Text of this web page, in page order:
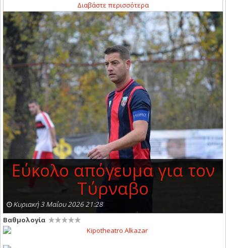
Διαβάστε περισσότερα
Εύκολο απόγευμα για τον
Τύρναβο
Κυριακή 3 Μαΐου 2026 21:28
Βαθμολογία